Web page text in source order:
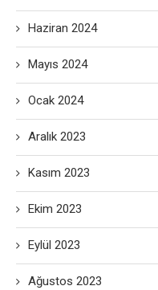
Haziran 2024
Mayıs 2024
Ocak 2024
Aralık 2023
Kasım 2023
Ekim 2023
Eylül 2023
Ağustos 2023